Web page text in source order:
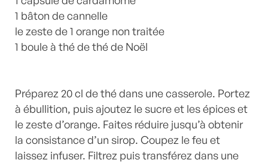
1 bâton de cannelle
le zeste de 1 orange non traitée
1 boule à thé de thé de Noël
Préparez 20 cl de thé dans une casserole. Portez
à ébullition, puis ajoutez le sucre et les épices et
le zeste d’orange. Faites réduire jusqu’à obtenir
la consistance d’un sirop. Coupez le feu et
laissez infuser. Filtrez puis transférez dans une